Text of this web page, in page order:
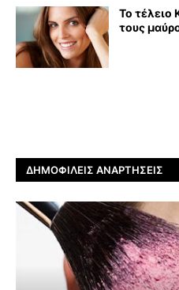
Το τέλειο
τους
ΔΗΜΟΦΙΛΕΊΣ ΑΝΑΡΤΉΣΕΙΣ